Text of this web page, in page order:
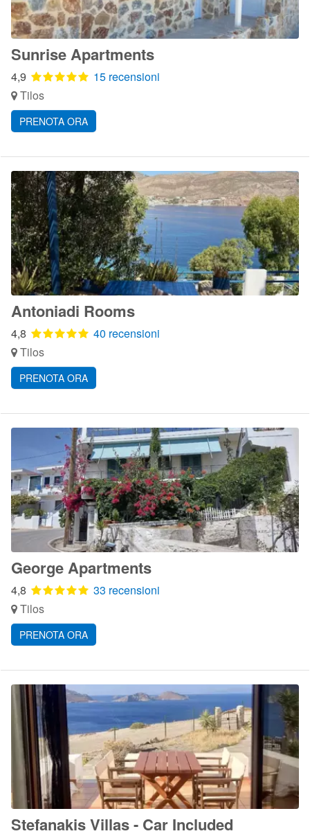
Sunrise Apartments
4,9
15 recensioni
Tilos
PRENOTA ORA
Antoniadi Rooms
4,8
40 recensioni
Tilos
PRENOTA ORA
George Apartments
4,8
33 recensioni
Tilos
PRENOTA ORA
Stefanakis Villas - Car Included